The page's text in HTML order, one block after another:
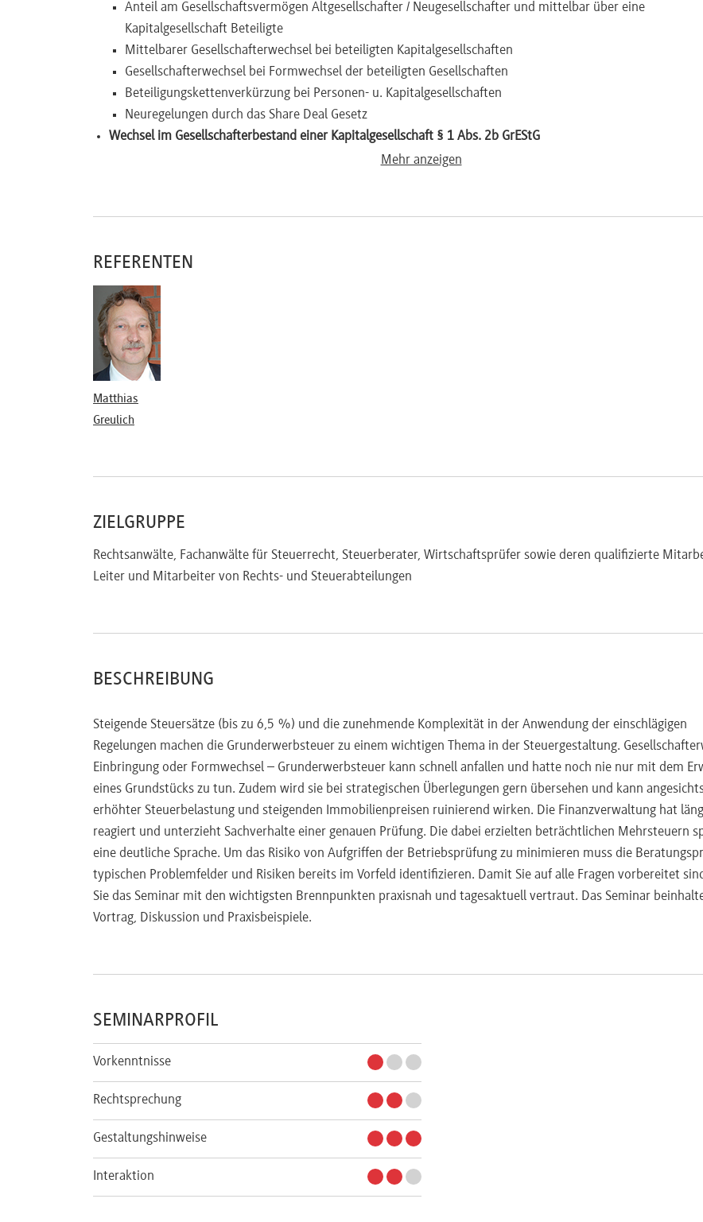
Anteil am Gesellschaftsvermögen Altgesellschafter / Neugesellschafter und mittelbar über eine
Kapitalgesellschaft Beteiligte
Mittelbarer Gesellschafterwechsel bei beteiligten Kapitalgesellschaften
Gesellschafterwechsel bei Formwechsel der beteiligten Gesellschaften
Beteiligungskettenverkürzung bei Personen- u. Kapitalgesellschaften
Neuregelungen durch das Share Deal Gesetz
Wechsel im Gesellschafterbestand einer Kapitalgesellschaft § 1 Abs. 2b GrEStG
Mittelbare und unmittelbare Anteilsvereinigung bei zwischengeschalteten PersG
Anteilsvereinigung / Anteilsübertragungen bei KapG
Anwendbarkeit der Steuervergünstigungen nach §§ 5 und 6 GrEStG
Steuerbefreiungen bei Anteilsvereinigungen
Neuregelungen durch das Share Deal Gesetz
Wirtschaftliche Beteiligung nach § 1 Abs. 3a GrEStG
Die Erwerbsvorgänge im Rahmen von Umstrukturierungen (u. a.)
Übergang des Eigentums durch Verschmelzung und Spaltung
Einbringungen in Kapital- und Personengesellschaften
Aktueller Stand zur Anwendung (EuGH-Verfahren)
Betroffene Umwandlungsvorgänge und Begrenzung auf Konzernfälle
Mehr anzeigen
REFERENTEN
Matthias
Greulich
ZIELGRUPPE
Rechtsanwälte, Fachanwälte für Steuerrecht, Steuerberater, Wirtschaftsprüfer sowie deren qualifizierte
Leiter und Mitarbeiter von Rechts- und Steuerabteilungen
BESCHREIBUNG
Steigende Steuersätze (bis zu 6,5 %) und die zunehmende Komplexität in der Anwendung der einschlägigen
Regelungen machen die Grunderwerbsteuer zu einem wichtigen Thema in der Steuergestaltung.
Einbringung oder Formwechsel – Grunderwerbsteuer kann schnell anfallen und hatte noch nie nur mit dem
eines Grundstücks zu tun. Zudem wird sie bei strategischen Überlegungen gern übersehen und kann
erhöhter Steuerbelastung und steigenden Immobilienpreisen ruinierend wirken. Die Finanzverwaltung hat
reagiert und unterzieht Sachverhalte einer genauen Prüfung. Die dabei erzielten beträchtlichen Mehrsteuern
eine deutliche Sprache. Um das Risiko von Aufgriffen der Betriebsprüfung zu minimieren muss die
typischen Problemfelder und Risiken bereits im Vorfeld identifizieren. Damit Sie auf alle Fragen vorbereitet
Sie das Seminar mit den wichtigsten Brennpunkten praxisnah und tagesaktuell vertraut. Das Seminar
Vortrag, Diskussion und Praxisbeispiele.
SEMINARPROFIL
Vorkenntnisse
Rechtsprechung
Gestaltungshinweise
Interaktion